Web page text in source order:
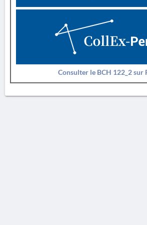
Consulter le BCH 122_2 sur